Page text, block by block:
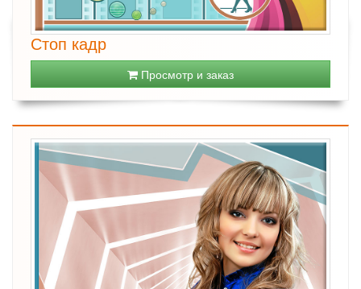
Стоп кадр
Просмотр и заказ